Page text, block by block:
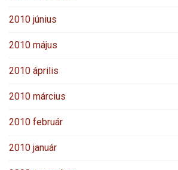
2010 június
2010 május
2010 április
2010 március
2010 február
2010 január